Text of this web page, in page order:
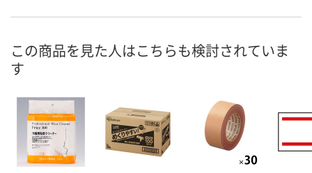
お申込番
在庫 9点 3点 あり
8月11日（火）
数量 数量
この商品を見た人はこちらも検討されていま
す